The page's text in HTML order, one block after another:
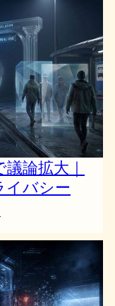
論拡大｜
イバシー